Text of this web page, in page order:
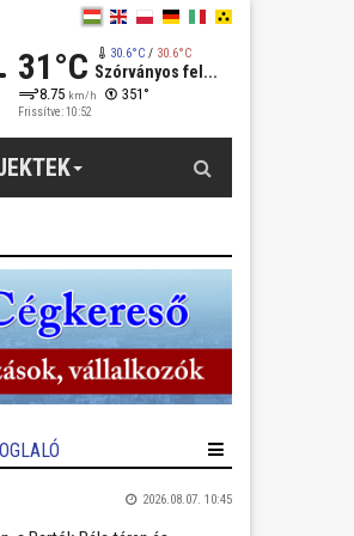
31°C 30.6°C/ 30.6°C
Szórványos fel...
8.75 km/h 351°
Frissítve: 10:52
2026.08.07. 10:45